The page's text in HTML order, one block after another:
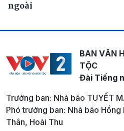
ngoài
BAN VĂN
TỘC
Đài Tiếng
Trưởng ban: Nhà báo TUYẾT
Phó trưởng ban: Nhà báo Hồng
Thân, Hoài Thu